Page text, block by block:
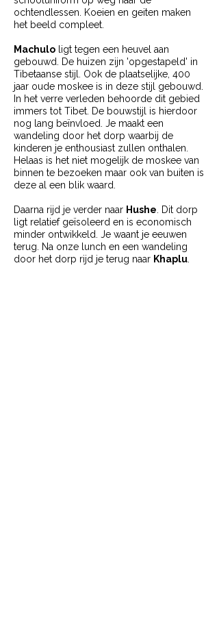
ochtendlessen. Koeien en geiten maken
het beeld compleet.
Machulo ​ligt tegen een heuvel aan
gebouwd. De huizen zijn 'opgestapeld' in
Tibetaanse stijl. Ook de plaatselijke, 400
jaar oude moskee is in deze stijl gebouwd.
In het verre verleden behoorde dit gebied
immers tot Tibet. De bouwstijl is hierdoor
nog lang beïnvloed. Je maakt een
wandeling door het dorp waarbij de
kinderen je enthousiast zullen onthalen.
Helaas is het niet mogelijk de moskee van
binnen te bezoeken maar ook van buiten is
deze al een blik waard.
Daarna rijd je verder naar Hushe . Dit dorp
ligt relatief geïsoleerd en is economisch
minder ontwikkeld. Je waant je eeuwen
terug. Na onze lunch en een wandeling
door het dorp rijd je terug naar Khaplu